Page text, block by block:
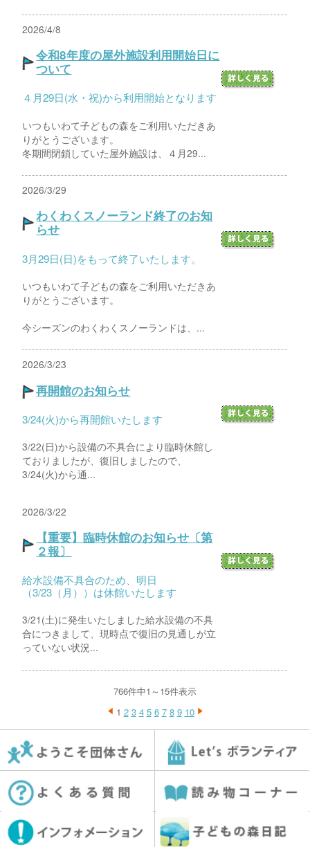
2026/4/8
令和8年度の屋外施設利用開始日に
ついて
４月29日(水・祝)から利用開始となります
いつもいわて子どもの森をご利用いただきあ
りがとうございます。
冬期間閉鎖していた屋外施設は、４月29...
2026/3/29
わくわくスノーランド終了のお知
らせ
3月29日(日)をもって終了いたします。
いつもいわて子どもの森をご利用いただきあ
りがとうございます。
今シーズンのわくわくスノーランドは、...
2026/3/23
再開館のお知らせ
3/24(火)から再開館いたします
3/22(日)から設備の不具合により臨時休館し
ておりましたが、復旧しましたので、
3/24(火)から通...
2026/3/22
【重要】臨時休館のお知らせ〔第
２報〕
給水設備不具合のため、明日
（3/23（月））は休館いたします
3/21(土)に発生いたしました給水設備の不具
合につきまして、現時点で復旧の見通しが立
っていない状況...
766件中1～15件表示
1 2 3 4 5 6 7 8 9 10